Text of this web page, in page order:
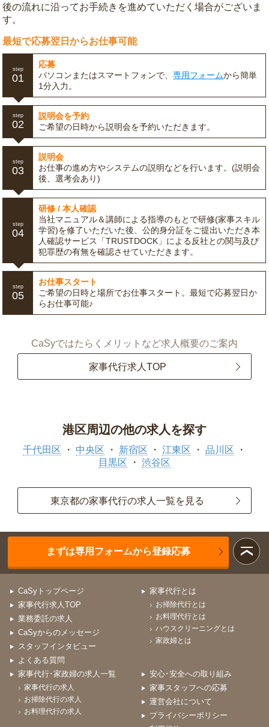
後の流れに沿ってお手続きを進めていただく場合がございま
す。
最短で応募翌日からお仕事可能
step
01
応募
パソコンまたはスマートフォンで、専用フォームから簡単
1分入力。
step
02
説明会を予約
ご希望の日時から説明会を予約いただきます。
step
03
説明会
お仕事の進め方やシステムの説明などを行います。(説明会
後、選考会あり)
step
04
研修 / 本人確認
当社マニュアル＆講師による指導のもとで研修(家事スキル
学習)を修了いただいた後、公的身分証をご提出いただき本
人確認サービス「TRUSTDOCK」による反社との関与及び
犯罪歴の有無を確認させていただきます。
step
05
お仕事スタート
ご希望の日時と場所でお仕事スタート。最短で応募翌日か
らお仕事可能♪
CaSyではたらくメリットなど求人概要のご案内
家事代行求人TOP
港区周辺の他の求人を探す
千代田区 中央区 新宿区 江東区
品川区
目黒区
渋谷区
東京都の家事代行の求人一覧を見る
まずは専用フォームから登録応募
CaSyトップページ
家事代行求人TOP
業務委託の求人
CaSyからのメッセージ
スタッフインタビュー
よくある質問
家事代行とは
お掃除代行とは
お料理代行とは
ハウスクリーニングとは
家政婦とは
家事代行･家政婦の求人一覧
家事代行の求人
お掃除代行の求人
お料理代行の求人
安心･安全への取り組み
家事スタッフへの応募
運営会社について
プライバシーポリシー